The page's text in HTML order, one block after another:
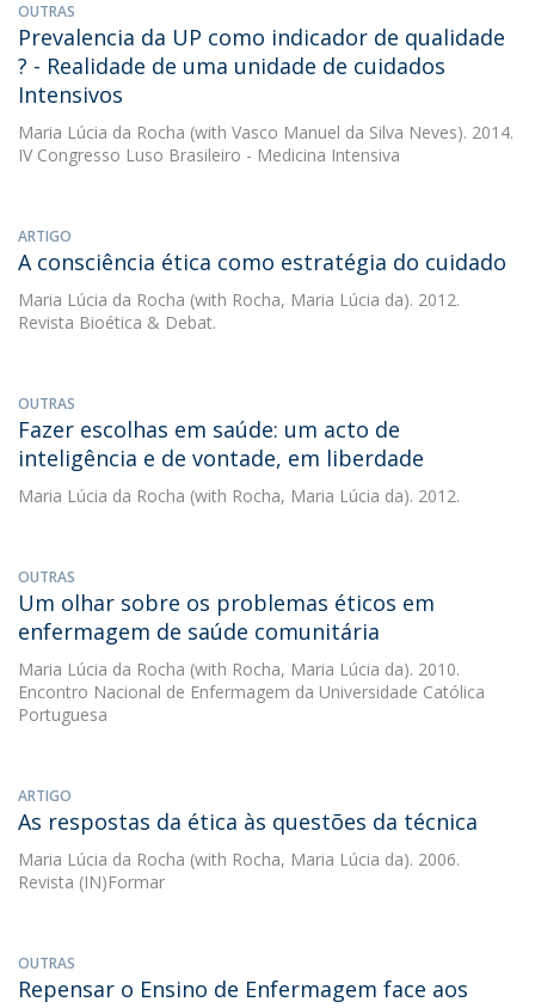
OUTRAS
Prevalencia da UP como indicador de qualidade
? - Realidade de uma unidade de cuidados
Intensivos
Maria Lúcia da Rocha (with Vasco Manuel da Silva Neves). 2014.
IV Congresso Luso Brasileiro - Medicina Intensiva
ARTIGO
A consciência ética como estratégia do cuidado
Maria Lúcia da Rocha (with Rocha, Maria Lúcia da). 2012.
Revista Bioética & Debat.
OUTRAS
Fazer escolhas em saúde: um acto de
inteligência e de vontade, em liberdade
Maria Lúcia da Rocha (with Rocha, Maria Lúcia da). 2012.
OUTRAS
Um olhar sobre os problemas éticos em
enfermagem de saúde comunitária
Maria Lúcia da Rocha (with Rocha, Maria Lúcia da). 2010.
Encontro Nacional de Enfermagem da Universidade Católica
Portuguesa
ARTIGO
As respostas da ética às questões da técnica
Maria Lúcia da Rocha (with Rocha, Maria Lúcia da). 2006.
Revista (IN)Formar
OUTRAS
Repensar o Ensino de Enfermagem face aos